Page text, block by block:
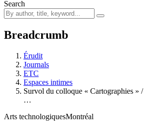
Search
Breadcrumb
Érudit
Journals
ETC
Espaces intimes
Survol du colloque « Cartographies » /
…
Arts technologiquesMontréal